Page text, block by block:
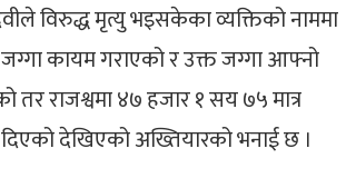
विरुद्ध मृत्यु भइसकेका व्यक्तिको नाममा
कायम गराएको र उक्त जग्गा आफ्नो
राजश्वमा ४७ हजार १ सय ७५ मात्र
देखिएको अख्तियारको भनाई छ ।